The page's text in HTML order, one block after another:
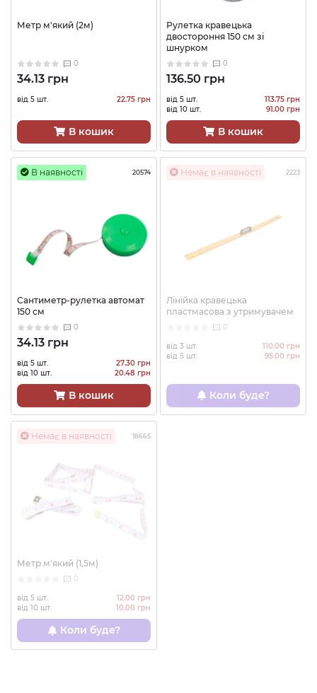
Метр м'який (2м)
0
34.13 грн
від 5 шт. 22.75 грн
В кошик
Рулетка кравецька
двостороння 150 см зі
шнурком
0
136.50 грн
від 5 шт.
113.75 грн
від 10 шт.
91.00 грн
В кошик
В наявності 20574
Сантиметр-рулетка автомат
150 см
0
34.13 грн
від 5 шт.
27.30 грн
від 10 шт.
20.48 грн
В кошик
Немає в наявності 2223
Лінійка кравецька
пластмасова з утримувачем
0
від 3 шт.
110.00 грн
від 5 шт.
95.00 грн
Коли буде?
Немає в наявності 18665
Метр м'який (1,5м)
0
від 5 шт.
12.00 грн
від 10 шт.
10.00 грн
Коли буде?